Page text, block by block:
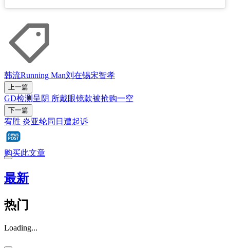
韩流Running Man刘在锡宋智孝
上一篇
GD检测呈阴 所戴眼镜款被抢购一空
下一篇
宥胜 炎亚纶同日遭起诉
购买此文章
最新
热门
Loading...